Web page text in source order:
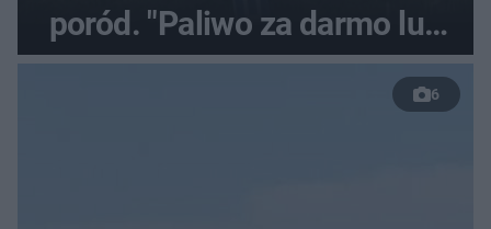
poród. "Paliwo za darmo lub
50 %!"
6